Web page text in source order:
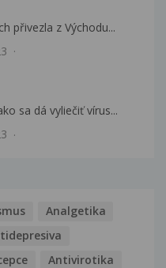
přivezla z Východu...
sa dá vyliečiť vírus...
Analgetika
Antivirotika